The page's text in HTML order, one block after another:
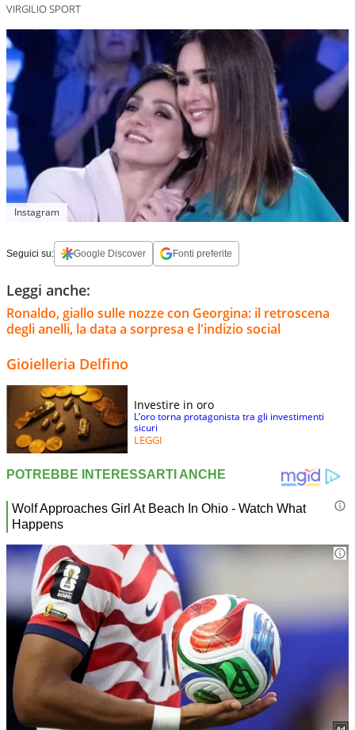
VIRGILIO SPORT
Instagram
Seguici su: Google Discover Fonti preferite
Leggi anche:
Ronaldo, giallo sulle nozze con Georgina: il retroscena
degli anelli, la data a sorpresa e l'indizio social
Gioielleria Delfino
Investire in oro
L’oro torna protagonista tra gli investimenti
sicuri
LEGGI